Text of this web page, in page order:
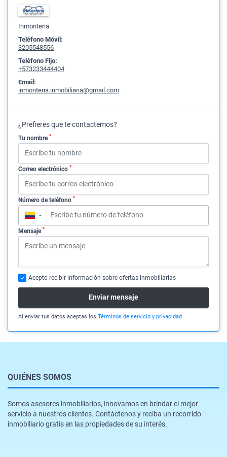
Inmonteria
Teléfono Móvil:
3205548556
Teléfono Fijo:
+573233444404
Email:
inmonteria.inmobiliaria@gmail.com
¿Prefieres que te contactemos?
Tu nombre *
Correo electrónico *
Número de teléfono *
▼
Mensaje *
Acepto recibir información sobre ofertas inmobiliarias
Enviar mensaje
Al enviar tus datos aceptas los Términos de servicio y privacidad
QUIÉNES SOMOS
Somos asesores inmobiliarios, innovamos en brindar el mejor
servicio a nuestros clientes. Contáctenos y reciba un recorrido
inmobiliario gratis en las propiedades de su interés.